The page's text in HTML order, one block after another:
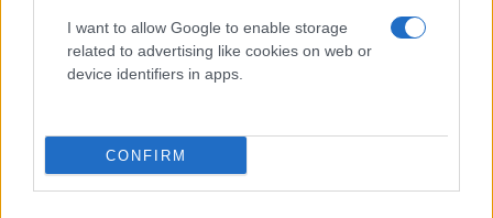
I want to allow Google to enable storage
related to advertising like cookies on web or
device identifiers in apps.
CONFIRM